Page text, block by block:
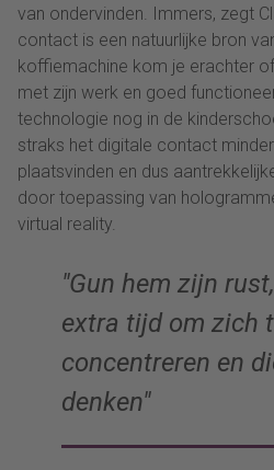
van ondervinden. Immers, zegt
contact is een natuurlijke bron
koffiemachine kom je erachter
met zijn werk en goed
technologie nog in de
straks het digitale contact
plaatsvinden en dus
door toepassing van
virtual reality.
Gun hem zijn
extra tijd om zich
concentreren en
denken